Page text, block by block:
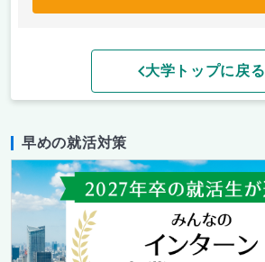
大学トップに戻る
早めの就活対策